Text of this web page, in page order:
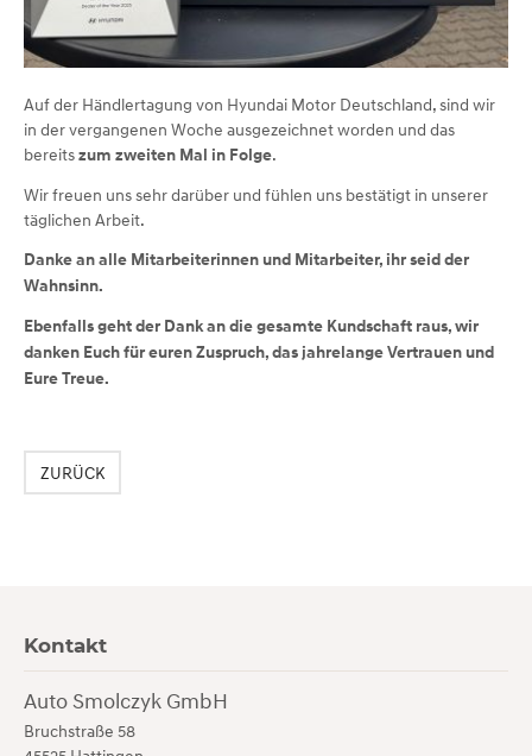
Auf der Händlertagung von Hyundai Motor Deutschland, sind wir
in der vergangenen Woche ausgezeichnet worden und das
bereitszum zweiten Mal in Folge.
Wir freuen uns sehr darüber und fühlen uns bestätigt in unserer
täglichen Arbeit.
Danke an alle Mitarbeiterinnen und Mitarbeiter, ihr seid der
Wahnsinn.
Ebenfalls geht der Dank an die gesamte Kundschaft raus, wir
danken Euch für euren Zuspruch, das jahrelange Vertrauen und
Eure Treue️.
ZURÜCK
Kontakt
Auto Smolczyk GmbH
Bruchstraße 58